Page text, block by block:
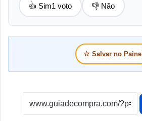
👍 Sim1 voto 👎 Não
☆ Salvar no Painel